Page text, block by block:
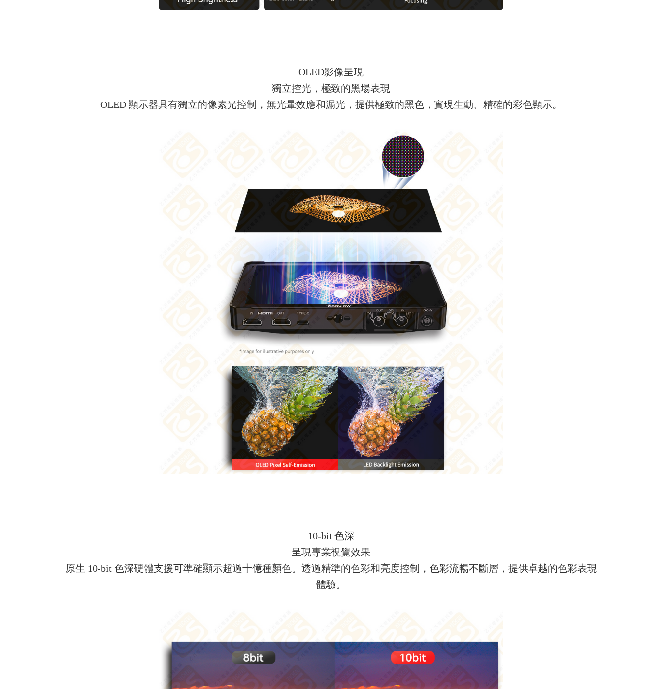
OLED影像呈現
獨立控光，極致的黑場表現
OLED 顯示器具有獨立的像素光控制，無光暈效應和漏光，提供極致的黑色，實現生動、精確的彩色顯示。
10-bit 色深
呈現專業視覺效果
原生 10-bit 色深硬體支援可準確顯示超過十億種顏色。透過精準的色彩和亮度控制，色彩流暢不斷層，提供卓越的色彩表現
體驗。